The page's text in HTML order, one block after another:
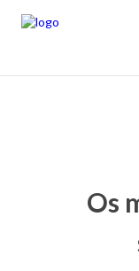
Os